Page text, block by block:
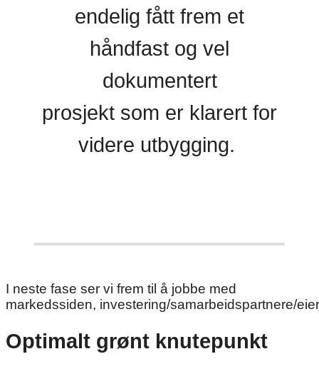
endelig fått frem et
håndfast og vel
dokumentert
prosjekt som er klarert for
videre utbygging.
I neste fase ser vi frem til å jobbe med
markedssiden, investering/samarbeidspartnere/
Optimalt grønt knutepunkt